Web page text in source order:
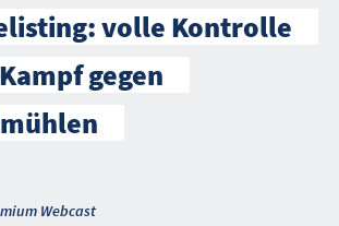
volle Kontrolle
gegen
Webcast